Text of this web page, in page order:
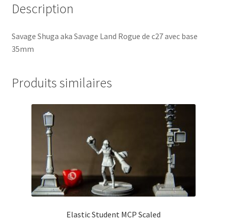
Description
Savage Shuga aka Savage Land Rogue de c27 avec base
35mm
Produits similaires
Elastic Student MCP Scaled